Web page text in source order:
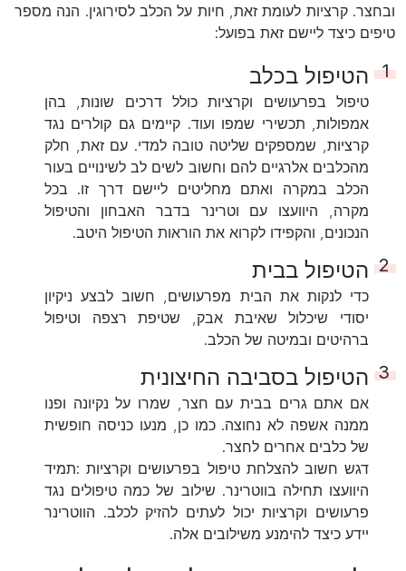
ובחצר. קרציות לעומת זאת, חיות על הכלב לסירוגין. הנה מספר
טיפים כיצד ליישם זאת בפועל:
הטיפול בכלב
טיפול בפרעושים וקרציות כולל דרכים שונות, בהן
אמפולות, תכשירי שמפו ועוד. קיימים גם קולרים נגד
קרציות, שמספקים שליטה טובה למדי. עם זאת, חלק
מהכלבים אלרגיים להם וחשוב לשים לב לשינויים בעור
הכלב במקרה ואתם מחליטים ליישם דרך זו. בכל
מקרה, היוועצו עם וטרינר בדבר האבחון והטיפול
הנכונים, והקפידו לקרוא את הוראות הטיפול היטב.
הטיפול בבית
כדי לנקות את הבית מפרעושים, חשוב לבצע ניקיון
יסודי שיכלול שאיבת אבק, שטיפת רצפה וטיפול
ברהיטים ובמיטה של הכלב.
הטיפול בסביבה החיצונית
אם אתם גרים בבית עם חצר, שמרו על נקיונה ופנו
ממנה אשפה לא נחוצה. כמו כן, מנעו כניסה חופשית
של כלבים אחרים לחצר.
דגש חשוב להצלחת טיפול בפרעושים וקרציות :תמיד
היוועצו תחילה בווטרינר. שילוב של כמה טיפולים נגד
פרעושים וקרציות יכול לעתים להזיק לכלב. הווטרינר
יידע כיצד להימנע משילובים אלה.